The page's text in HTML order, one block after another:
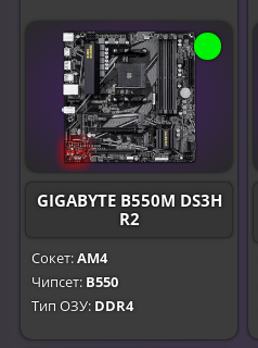
GIGABYTE B550M DS3H
R2
Сокет:AM4
Чипсет: B550
Тип ОЗУ: DDR4